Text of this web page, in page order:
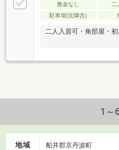
敷金なし 二
駐車場(近隣含)
二人入居可・角部屋・
1～6
地域 船井郡京丹波町